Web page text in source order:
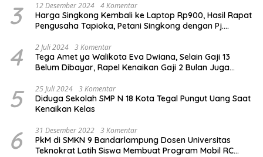
3 12 Desember 2024 4 Komentar
Harga Singkong Kembali ke Laptop Rp900, Hasil Rapat
Pengusaha Tapioka, Petani Singkong dengan Pj.
4 2 Juli 2024 3 Komentar
Tega Amet ya Walikota Eva Dwiana, Selain Gaji 13
Belum Dibayar, Rapel Kenaikan Gaji 2 Bulan Juga
5 25 Juli 2024 3 Komentar
Diduga Sekolah SMP N 18 Kota Tegal Pungut Uang Saat
Kenaikan Kelas
6 31 Desember 2022 3 Komentar
PkM di SMKN 9 Bandarlampung Dosen Universitas
Teknokrat Latih Siswa Membuat Program Mobil RC